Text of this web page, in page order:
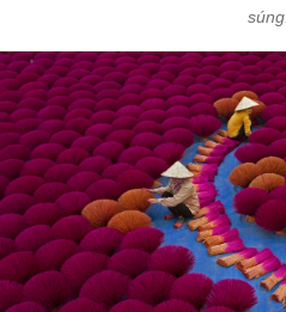
súng.